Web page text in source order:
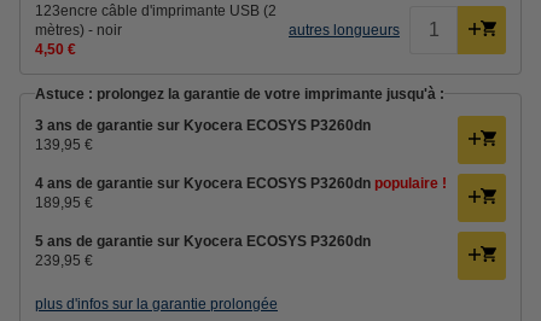
123encre câble d'imprimante USB (2
mètres) - noir
4,50 €
autres longueurs
Astuce : prolongez la garantie de votre imprimante jusqu'à :
3 ans de garantie sur Kyocera ECOSYS P3260dn
139,95 €
4 ans de garantie sur Kyocera ECOSYS P3260dn populaire !
189,95 €
5 ans de garantie sur Kyocera ECOSYS P3260dn
239,95 €
plus d'infos sur la garantie prolongée